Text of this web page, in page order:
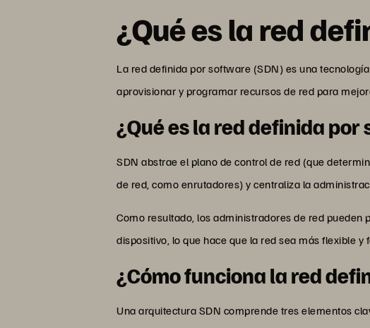
¿Qué es la red
La red definida por software (SDN) es una
aprovisionar y programar recursos de red para
¿Qué es la red definida
SDN abstrae el plano de control de red (que
de red, como enrutadores) y centraliza la
Como resultado, los administradores de red
dispositivo, lo que hace que la red sea más flexible y
¿Cómo funciona la red
Una arquitectura SDN comprende tres elementos